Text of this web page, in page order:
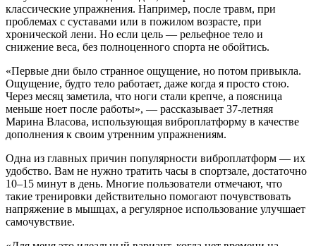
классические упражнения. Например, после травм, при
проблемах с суставами или в пожилом возрасте, при
хронической лени. Но если цель — рельефное тело и
снижение веса, без полноценного спорта не обойтись.
«Первые дни было странное ощущение, но потом привыкла.
Ощущение, будто тело работает, даже когда я просто стою.
Через месяц заметила, что ноги стали крепче, а поясница
меньше ноет после работы», — рассказывает 37-летняя
Марина Власова, использующая виброплатформу в качестве
дополнения к своим утренним упражнениям.
Одна из главных причин популярности виброплатформ — их
удобство. Вам не нужно тратить часы в спортзале, достаточно
10–15 минут в день. Многие пользователи отмечают, что
такие тренировки действительно помогают почувствовать
напряжение в мышцах, а регулярное использование улучшает
самочувствие.